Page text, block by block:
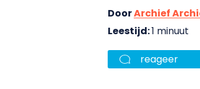
DoorArchief
Leestijd:1 minuut
reageer